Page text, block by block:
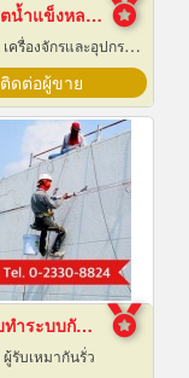
เครื่องผลิตน้ำแข็งหลอด เชียงใหม่
เครื่องจักรและอุปกรณ์ผลิตน้ำแข็ง
ติดต่อผู้ขาย
บริการรับทำระบบกันซึม
ผู้รับเหมากันรั่ว